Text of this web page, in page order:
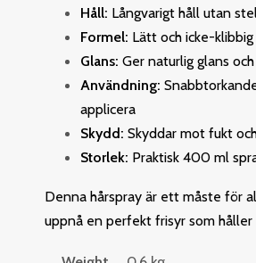
Håll: Långvarigt håll utan
Formel: Lätt och icke-klibbig
Glans: Ger naturlig glans
Användning:
applicera
Skydd: Skyddar mot fukt
Storlek: Praktisk 400 ml
Denna hårspray är ett måste för
uppnå en perfekt frisyr som håller